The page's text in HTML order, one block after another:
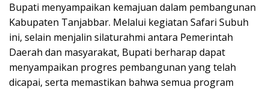
Bupati menyampaikan kemajuan dalam pembangunan
Kabupaten Tanjabbar. Melalui kegiatan Safari Subuh
ini, selain menjalin silaturahmi antara Pemerintah
Daerah dan masyarakat, Bupati berharap dapat
menyampaikan progres pembangunan yang telah
dicapai, serta memastikan bahwa semua program